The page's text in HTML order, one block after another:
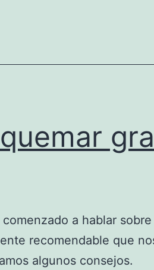
a hablar
recomendable que
algunos consejos.